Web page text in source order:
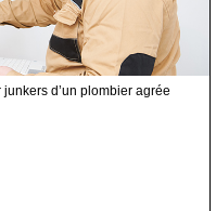
d’un plombier agrée